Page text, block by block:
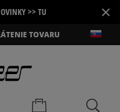
>> TU ×
TOVARU